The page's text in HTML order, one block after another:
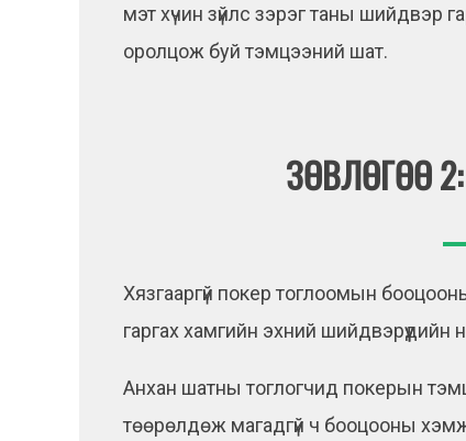
мэт хүчин зүйлс зэрэг таны шийдвэр
оролцож буй тэмцээний шат.
ЗӨВЛӨГӨӨ
Хязгааргүй покер тоглоомын
гаргах хамгийн эхний шийдвэрүүдийн
Анхан шатны тоглогчид покерын
төөрөлдөж магадгүй ч бооцооны